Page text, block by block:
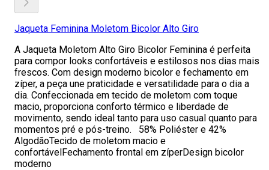
Jaqueta Feminina Moletom Bicolor Alto Giro
A Jaqueta Moletom Alto Giro Bicolor Feminina é perfeita
para compor looks confortáveis e estilosos nos dias mais
frescos. Com design moderno bicolor e fechamento em
zíper, a peça une praticidade e versatilidade para o dia a
dia. Confeccionada em tecido de moletom com toque
macio, proporciona conforto térmico e liberdade de
movimento, sendo ideal tanto para uso casual quanto para
momentos pré e pós-treino. 58% Poliéster e 42%
AlgodãoTecido de moletom macio e
confortávelFechamento frontal em zíperDesign bicolor
moderno